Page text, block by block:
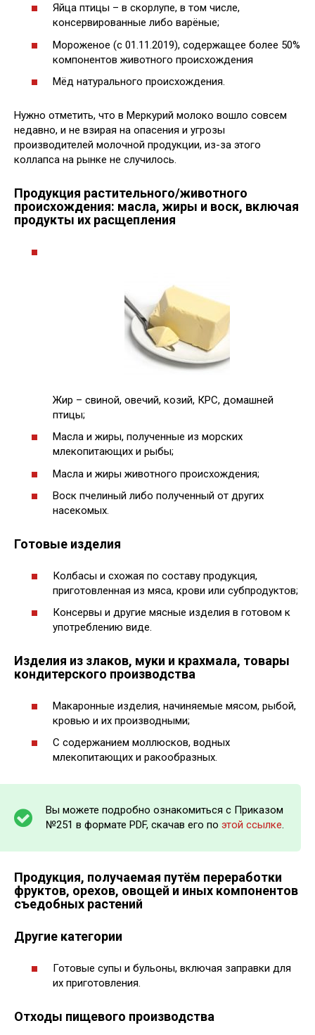
Яйца птицы – в скорлупе, в том числе,
консервированные либо варёные;
Мороженое (с 01.11.2019), содержащее более 50%
компонентов животного происхождения
Мёд натурального происхождения.
Нужно отметить, что в Меркурий молоко вошло совсем
недавно, и не взирая на опасения и угрозы
производителей молочной продукции, из-за этого
коллапса на рынке не случилось.
Продукция растительного/животного
происхождения: масла, жиры и воск, включая
продукты их расщепления
Жир – свиной, овечий, козий, КРС, домашней
птицы;
Масла и жиры, полученные из морских
млекопитающих и рыбы;
Масла и жиры животного происхождения;
Воск пчелиный либо полученный от других
насекомых.
Готовые изделия
Колбасы и схожая по составу продукция,
приготовленная из мяса, крови или субпродуктов;
Консервы и другие мясные изделия в готовом к
употреблению виде.
Изделия из злаков, муки и крахмала, товары
кондитерского производства
Макаронные изделия, начиняемые мясом, рыбой,
кровью и их производными;
С содержанием моллюсков, водных
млекопитающих и ракообразных.
Вы можете подробно ознакомиться с Приказом
№251 в формате PDF, скачав его по этой ссылке.
Продукция, получаемая путём переработки
фруктов, орехов, овощей и иных компонентов
съедобных растений
Другие категории
Готовые супы и бульоны, включая заправки для
их приготовления.
Отходы пищевого производства